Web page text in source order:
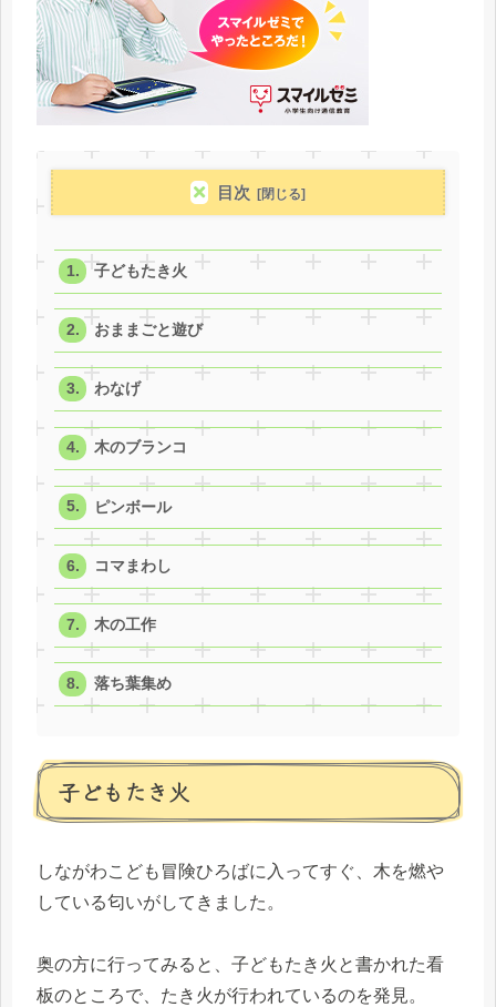
目次
子どもたき火
おままごと遊び
わなげ
木のブランコ
ピンボール
コマまわし
木の工作
落ち葉集め
子どもたき火
しながわこども冒険ひろばに入ってすぐ、木を燃や
している匂いがしてきました。
奥の方に行ってみると、子どもたき火と書かれた看
板のところで、たき火が行われているのを発見。